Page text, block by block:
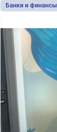
Банки и финансы